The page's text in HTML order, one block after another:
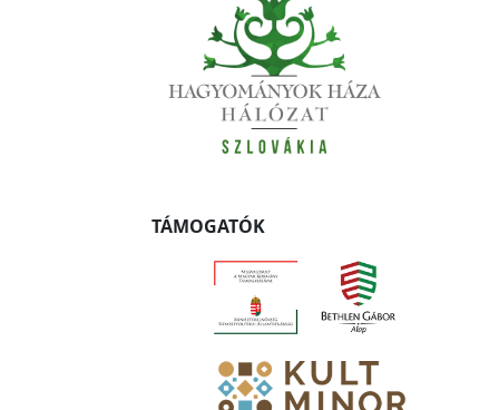
TÁMOGATÓK